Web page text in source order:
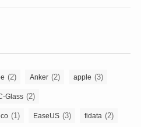
(2) Anker (2) apple (3)
Glass (2)
(1) EaseUS (3) fidata (2)